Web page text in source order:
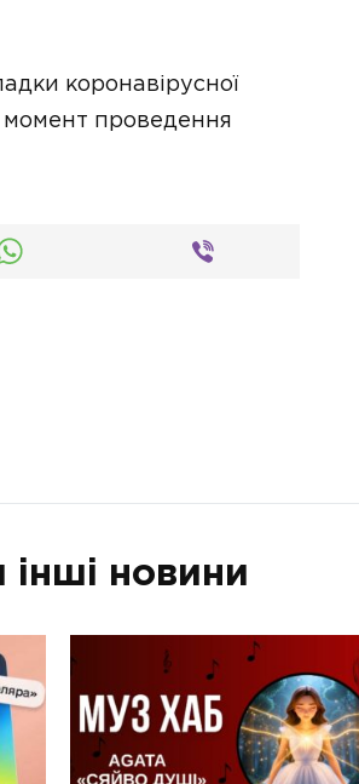
коронавірусної
момент проведення
інші новини